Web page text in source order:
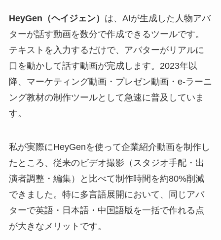
HeyGen（ヘイジェン） は、AIが生成した人物アバ
ターが話す動画を数分で作成できるツールです。
テキストを入力するだけで、アバターがリアルに
口を動かして話す動画が完成します。2023年以
降、マーケティング動画・プレゼン動画・e-ラーニ
ング教材の制作ツールとして急速に普及していま
す。
私が実際にHeyGenを使って企業紹介動画を制作し
たところ、従来のビデオ撮影（スタジオ手配・出
演者調整・編集）と比べて制作時間を約80%削減
できました。特に多言語展開において、同じアバ
ターで英語・日本語・中国語版を一括で作れる点
が大きなメリットです。